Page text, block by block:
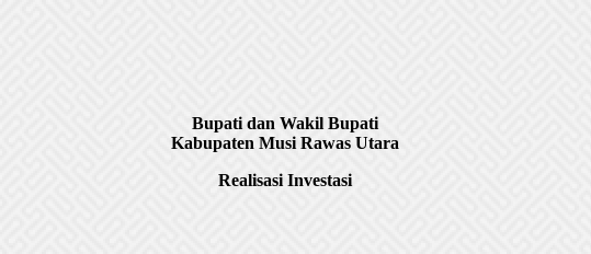
Bupati dan Wakil Bupati
Kabupaten Musi Rawas Utara
Realisasi Investasi